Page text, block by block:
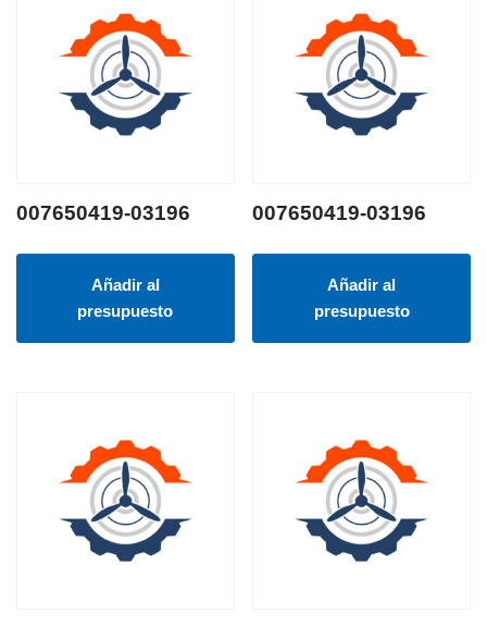
007650419-03196
Añadir al
presupuesto
007650419-03196
Añadir al
presupuesto